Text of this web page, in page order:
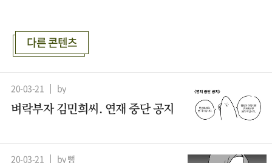
다른 콘텐츠
20-03-21 by
벼락부자 김민희씨. 연재 중단 공지
20-03-21 by 뻥